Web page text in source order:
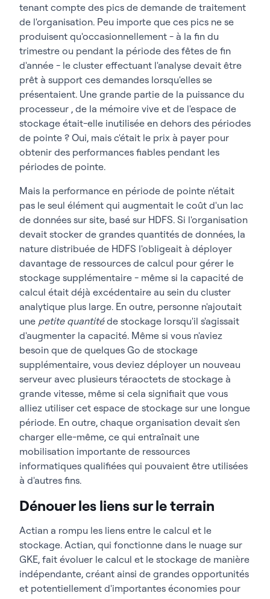
tenant compte des pics de demande de traitement
de l'organisation. Peu importe que ces pics ne se
produisent qu'occasionnellement - à la fin du
trimestre ou pendant la période des fêtes de fin
d'année - le cluster effectuant l'analyse devait être
prêt à support ces demandes lorsqu'elles se
présentaient. Une grande partie de la puissance du
processeur , de la mémoire vive et de l'espace de
stockage était-elle inutilisée en dehors des périodes
de pointe ? Oui, mais c'était le prix à payer pour
obtenir des performances fiables pendant les
périodes de pointe.
Mais la performance en période de pointe n'était
pas le seul élément qui augmentait le coût d'un lac
de données sur site, basé sur HDFS. Si l'organisation
devait stocker de grandes quantités de données, la
nature distribuée de HDFS l'obligeait à déployer
davantage de ressources de calcul pour gérer le
stockage supplémentaire - même si la capacité de
calcul était déjà excédentaire au sein du cluster
analytique plus large. En outre, personne n'ajoutait
une petite quantitéde stockage lorsqu'il s'agissait
d'augmenter la capacité. Même si vous n'aviez
besoin que de quelques Go de stockage
supplémentaire, vous deviez déployer un nouveau
serveur avec plusieurs téraoctets de stockage à
grande vitesse, même si cela signifiait que vous
alliez utiliser cet espace de stockage sur une longue
période. En outre, chaque organisation devait s'en
charger elle-même, ce qui entraînait une
mobilisation importante de ressources
informatiques qualifiées qui pouvaient être utilisées
à d'autres fins.
Dénouer les liens sur le terrain
Actian a rompu les liens entre le calcul et le
stockage. Actian, qui fonctionne dans le nuage sur
GKE, fait évoluer le calcul et le stockage de manière
indépendante, créant ainsi de grandes opportunités
et potentiellement d'importantes économies pour